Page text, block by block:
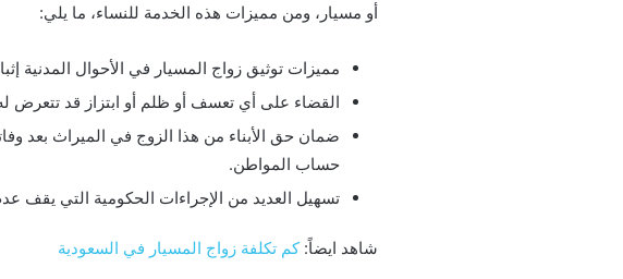
أو مسيار، ومن مميزات هذه الخدمة للنساء، ما يلي:
مميزات توثيق زواج المسيار في الأحوال المدنية
القضاء على أي تعسف أو ظلم أو ابتزاز قد تتعرض
ضمان حق الأبناء من هذا الزوج في الميراث بعد
حساب المواطن.
تسهيل العديد من الإجراءات الحكومية التي يقف
شاهد ايضاً:كم تكلفة زواج المسيار في السعودية